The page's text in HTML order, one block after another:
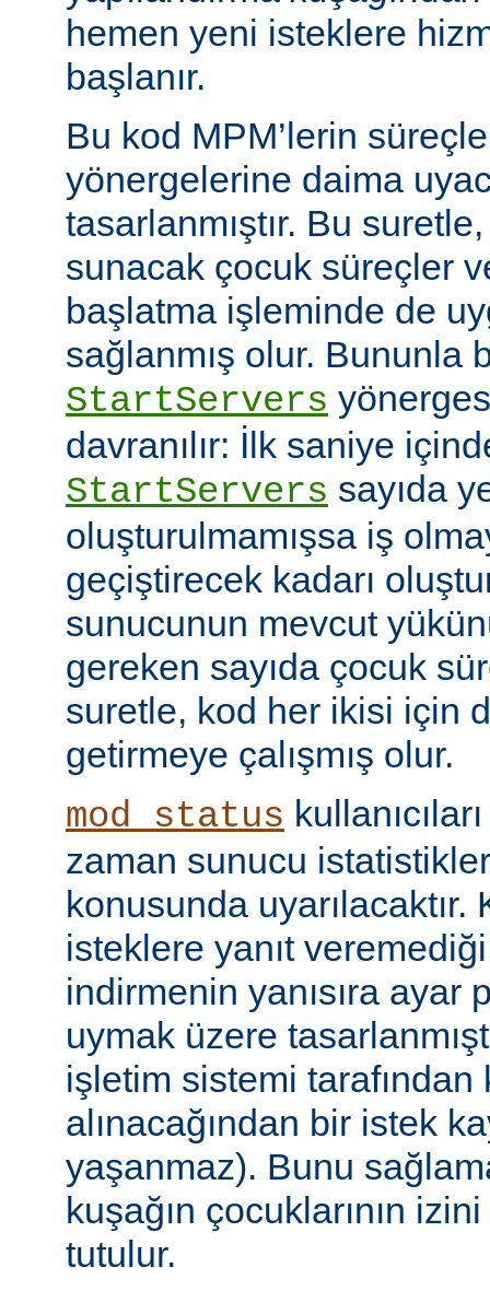
hemen yeni isteklere
başlanır.
Bu kod MPM’lerin
yönergelerine daima
tasarlanmıştır. Bu
sunacak çocuk süreçler
başlatma işleminde de
sağlanmış olur. Bununla
StartServers
davranılır: İlk saniye
StartServers sayıda
oluşturulmamışsa iş
geçiştirecek kadarı
sunucunun mevcut
gereken sayıda çocuk
suretle, kod her ikisi için
getirmeye çalışmış olur.
mod_status
zaman sunucu
konusunda
isteklere yanıt
indirmenin yanısıra ayar
uymak üzere
işletim sistemi tarafından
alınacağından bir istek
yaşanmaz). Bunu
kuşağın çocuklarının
tutulur.